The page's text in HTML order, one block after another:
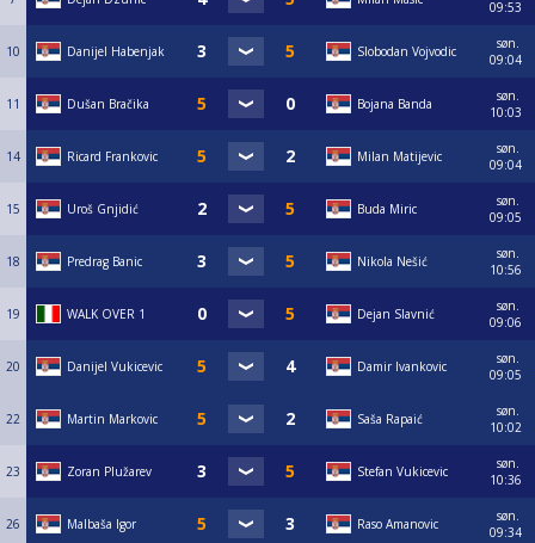
09:53
10 Danijel Habenjak Slobodan Vojvodic
søn.
09:04
11 Dušan Bračika Bojana Banda
søn.
10:03
14 Ricard Frankovic Milan Matijevic
søn.
09:04
15 Uroš Gnjidić Buda Miric
søn.
09:05
18 Predrag Banic Nikola Nešić
søn.
10:56
19 WALK OVER 1 Dejan Slavnić
søn.
09:06
20 Danijel Vukicevic Damir Ivankovic
søn.
09:05
22 Martin Markovic Saša Rapaić
søn.
10:02
23 Zoran Plužarev Stefan Vukicevic
søn.
10:36
26 Malbaša Igor Raso Amanovic
søn.
09:34